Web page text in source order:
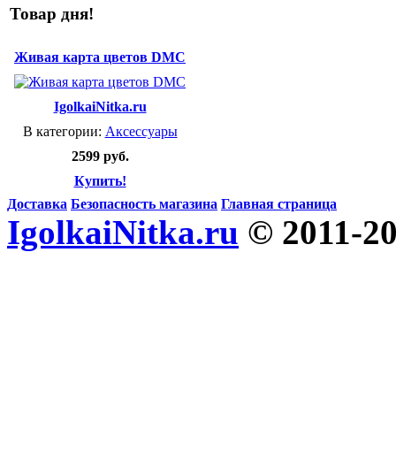
Товар дня!
Живая карта цветов DMC
IgolkaiNitka.ru
В категории: Аксессуары
2599 руб.
Купить!
Доставка Безопасность магазина Главная страница
IgolkaiNitka.ru © 2011-